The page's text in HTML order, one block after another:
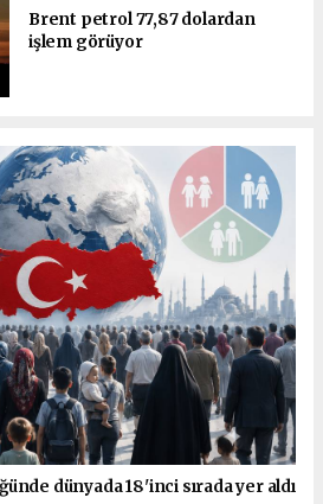
Brent petrol 77,87 dolardan
işlem görüyor
dünyada 18'inci sırada yer aldı